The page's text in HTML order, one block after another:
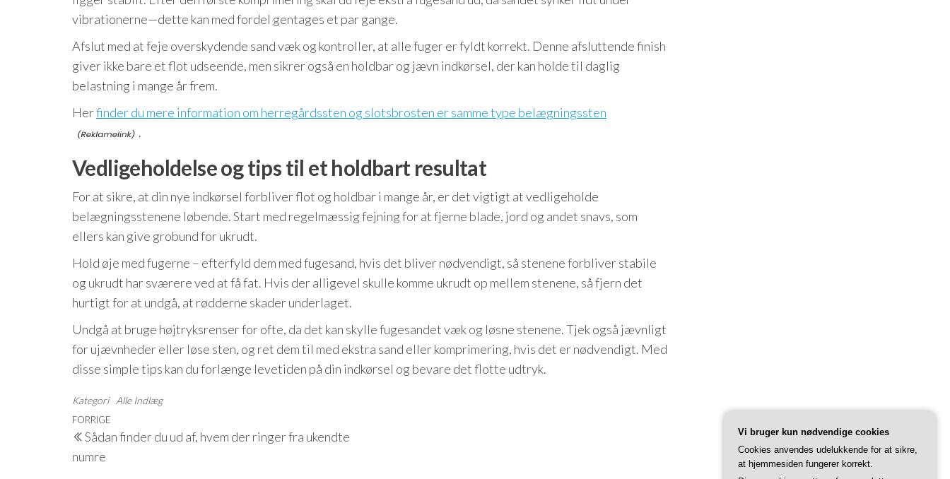
vibrationerne—dette kan med fordel gentages et par gange.
Afslut med at feje overskydende sand væk og kontroller, at alle fuger er fyldt korrekt. Denne afsluttende finish
giver ikke bare et flot udseende, men sikrer også en holdbar og jævn indkørsel, der kan holde til daglig
belastning i mange år frem.
Herfinder du mere information om herregårdssten og slotsbrosten er samme type belægningssten
.
Vedligeholdelse og tips til et holdbart resultat
For at sikre, at din nye indkørsel forbliver flot og holdbar i mange år, er det vigtigt at vedligeholde
belægningsstenene løbende. Start med regelmæssig fejning for at fjerne blade, jord og andet snavs, som
ellers kan give grobund for ukrudt.
Hold øje med fugerne – efterfyld dem med fugesand, hvis det bliver nødvendigt, så stenene forbliver stabile
og ukrudt har sværere ved at få fat. Hvis der alligevel skulle komme ukrudt op mellem stenene, så fjern det
hurtigt for at undgå, at rødderne skader underlaget.
Undgå at bruge højtryksrenser for ofte, da det kan skylle fugesandet væk og løsne stenene. Tjek også jævnligt
for ujævnheder eller løse sten, og ret dem til med ekstra sand eller komprimering, hvis det er nødvendigt. Med
disse simple tips kan du forlænge levetiden på din indkørsel og bevare det flotte udtryk.
Kategori Alle Indlæg
Indlægsnavigation
Forrige
indlæg
FORRIGE
Sådan finder du ud af, hvem der ringer fra ukendte
numre
Vi bruger kun nødvendige cookies
Cookies anvendes udelukkende for at sikre,
at hjemmesiden fungerer korrekt.